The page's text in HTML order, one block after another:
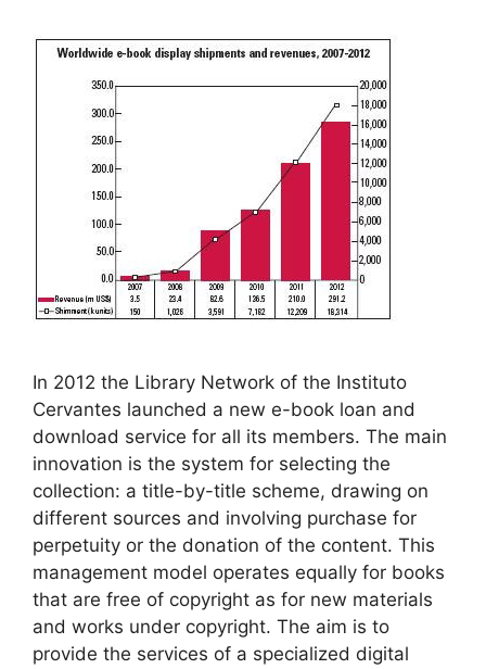
In 2012 the Library Network of the Instituto
Cervantes launched a new e-book loan and
download service for all its members. The main
innovation is the system for selecting the
collection: a title-by-title scheme, drawing on
different sources and involving purchase for
perpetuity or the donation of the content. This
management model operates equally for books
that are free of copyright as for new materials
and works under copyright. The aim is to
provide the services of a specialized digital